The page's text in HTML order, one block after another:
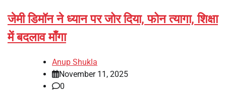
जेमी डिमॉन ने ध्यान पर जोर दिया, फोन त्यागा, शिक्षा
में बदलाव माँगा
Anup Shukla
November 11, 2025
0